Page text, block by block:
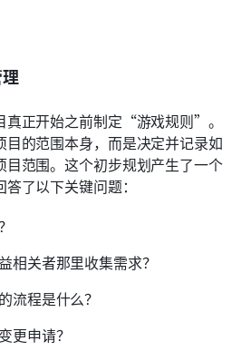
真正开始之前制定“游戏规则”。
的范围本身，而是决定并记录如
范围。这个初步规划产生了一个
了以下关键问题：
相关者那里收集需求？
流程是什么？
更申请？